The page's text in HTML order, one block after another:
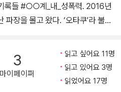
. 2016년
장을 몰고 왔다. ‘오타쿠’라 불리
으며 널리 퍼졌다. 특히 문단 내 성
스SNS상에 성폭력 경험을 공유하
하는 사람들이 이를 ‘리트윗’과 ‘공
3
마이페이퍼
읽고 싶어요 11명
읽고 있어요 3명
읽었어요 17명